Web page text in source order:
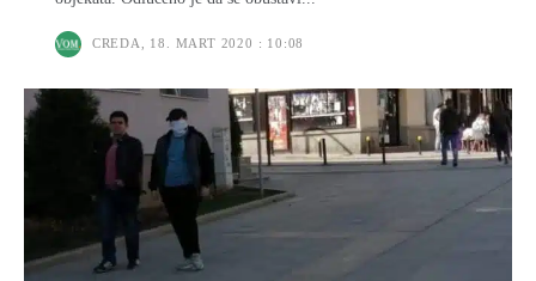
CREDA, 18. MART 2020 : 10:08